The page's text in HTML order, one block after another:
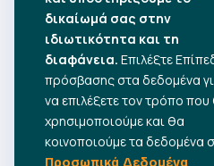
•Ιούλιος 2026
•Ιούνιος 2026
•Μάιος 2026
•Απρίλιος 2026
•Μάρτιος 2026
Πλήρες Ημερολόγιο
δικαίωμά σας στην
ιδιωτικότητα και τη
διαφάνεια. Επιλέξτε
πρόσβασης στα δεδομένα
να επιλέξετε τον τρόπο που
χρησιμοποιούμε και θα
κοινοποιούμε τα δεδομένα
Προσωπικά Δεδομένα